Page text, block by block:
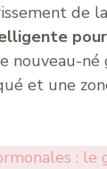
de
nouveau-né
et une
: